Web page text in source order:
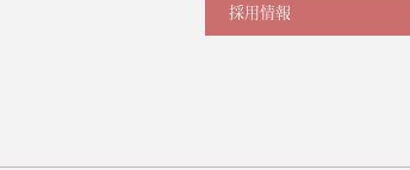
採用情報